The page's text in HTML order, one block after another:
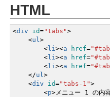
HTML
<div id="tabs">
<ul>
<li><a href=
<li><a href=
<li><a href=
</ul>
<div id="tabs-1">
<p>メニュー 1 の内容